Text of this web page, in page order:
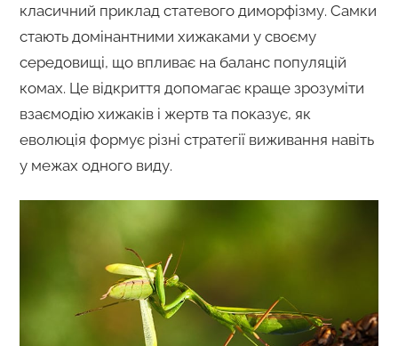
класичний приклад статевого диморфізму. Самки
стають домінантними хижаками у своєму
середовищі, що впливає на баланс популяцій
комах. Це відкриття допомагає краще зрозуміти
взаємодію хижаків і жертв та показує, як
еволюція формує різні стратегії виживання навіть
у межах одного виду.